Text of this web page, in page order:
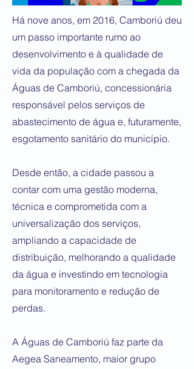
Há nove anos, em 2016, Camboriú deu
um passo importante rumo ao
desenvolvimento e à qualidade de
vida da população com a chegada da
Águas de Camboriú, concessionária
responsável pelos serviços de
abastecimento de água e, futuramente,
esgotamento sanitário do município.
Desde então, a cidade passou a
contar com uma gestão moderna,
técnica e comprometida com a
universalização dos serviços,
ampliando a capacidade de
distribuição, melhorando a qualidade
da água e investindo em tecnologia
para monitoramento e redução de
perdas.
A Águas de Camboriú faz parte da
Aegea Saneamento, maior grupo